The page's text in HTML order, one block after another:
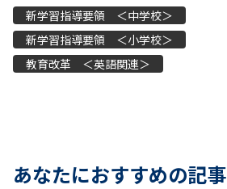
新学習指導要領 ＜中学校＞
新学習指導要領 ＜小学校＞
教育改革 ＜英語関連＞
あなたにおすすめの記事